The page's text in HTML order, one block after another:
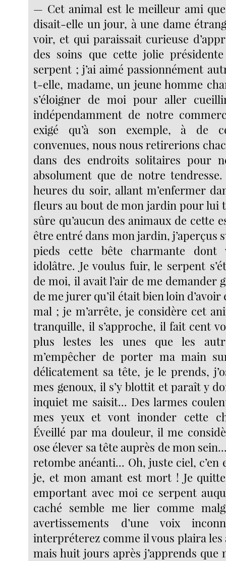
— Cet animal est le meilleur ami que
disait-elle un jour, à une dame
voir, et qui paraissait curieuse
des soins que cette jolie
serpent ; j’ai aimé passionnément
t-elle, madame, un jeune homme
s’éloigner de moi pour aller
indépendamment de notre
exigé qu’à son exemple, à de
convenues, nous nous retirerions
dans des endroits solitaires pour
absolument que de notre
heures du soir, allant m’enfermer
fleurs au bout de mon jardin pour lui
sûre qu’aucun des animaux de cette
être entré dans mon jardin, j’aperçus
pieds cette bête charmante dont
idolâtre. Je voulus fuir, le serpent
de moi, il avait l’air de me demander
de me jurer qu’il était bien loin d’avoir
mal ; je m’arrête, je considère cet
tranquille, il s’approche, il fait cent
plus lestes les unes que les
m’empêcher de porter ma main
délicatement sa tête, je le prends,
mes genoux, il s’y blottit et paraît y
inquiet me saisit... Des larmes
mes yeux et vont inonder cette
Éveillé par ma douleur, il me
ose élever sa tête auprès de mon
retombe anéanti... Oh, juste ciel, c’en
je, et mon amant est mort ! Je
emportant avec moi ce serpent
caché semble me lier comme
avertissements d’une voix
interpréterez comme il vous plaira
mais huit jours après j’apprends que